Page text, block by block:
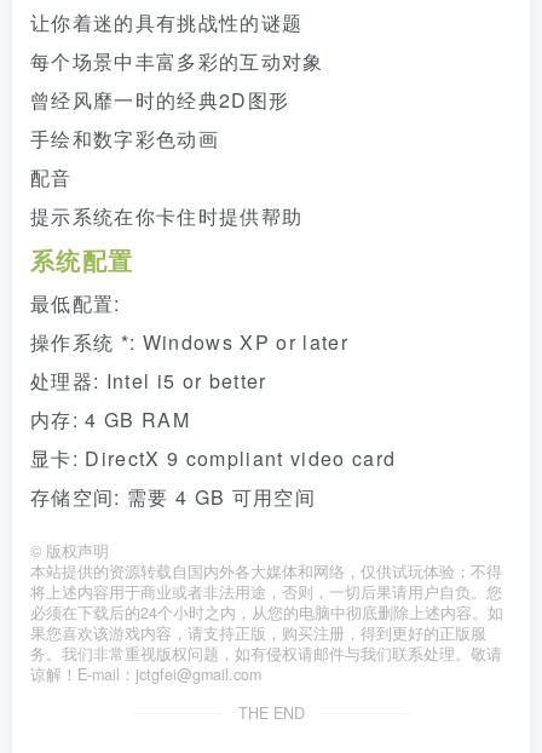
让你着迷的具有挑战性的谜题
每个场景中丰富多彩的互动对象
曾经风靡一时的经典2D图形
手绘和数字彩色动画
配音
提示系统在你卡住时提供帮助
系统配置
最低配置:
操作系统 *: Windows XP or later
处理器: Intel i5 or better
内存: 4 GB RAM
显卡: DirectX 9 compliant video card
存储空间: 需要 4 GB 可用空间
© 版权声明
本站提供的资源转载自国内外各大媒体和网络，仅供试玩体验；不得
将上述内容用于商业或者非法用途，否则，一切后果请用户自负。您
必须在下载后的24个小时之内，从您的电脑中彻底删除上述内容。如
果您喜欢该游戏内容，请支持正版，购买注册，得到更好的正版服
务。我们非常重视版权问题，如有侵权请邮件与我们联系处理。敬请
谅解！E-mail：jctgfei@gmail.com
THE END